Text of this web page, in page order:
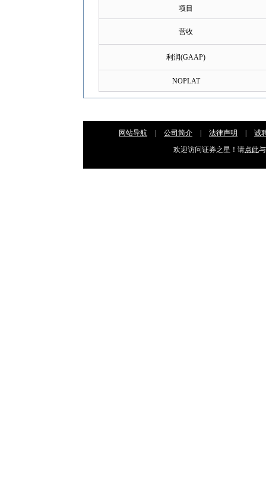
项目
营收
利润(GAAP)
NOPLAT
网站导航 | 公司简介 | 法律声明 |
诚
欢迎访问证券之星！请点此